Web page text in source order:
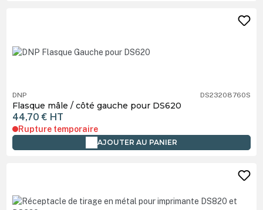
DNP DS23208760S
Flasque mâle / côté gauche pour DS620
44,70 € HT
Rupture temporaire
AJOUTER AU PANIER